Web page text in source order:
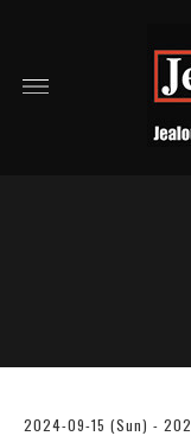
2024-09-15 (Sun) -